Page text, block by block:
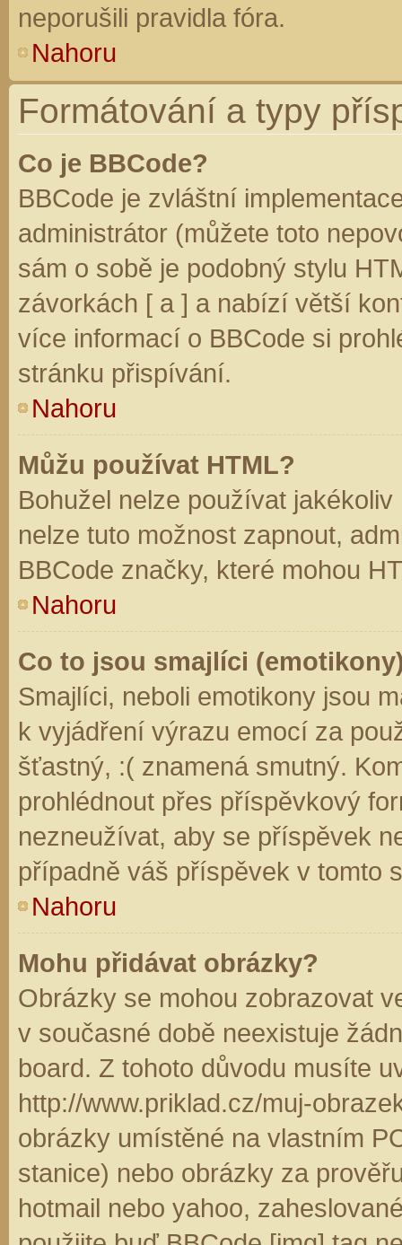
neporušili pravidla fóra.
Nahoru
Formátování a typy
Co je BBCode?
BBCode je zvláštní
administrátor (můžete toto
sám o sobě je podobný stylu
závorkách [ a ] a nabízí větší
více informací o BBCode si
stránku přispívání.
Nahoru
Můžu používat HTML?
Bohužel nelze používat
nelze tuto možnost zapnout,
BBCode značky, které mohou
Nahoru
Co to jsou smajlíci
Smajlíci, neboli emotikony jsou
k vyjádření výrazu emocí za
šťastný, :( znamená smutný.
prohlédnout přes příspěvkový
nezneužívat, aby se příspěvek
případně váš příspěvek v tomto
Nahoru
Mohu přidávat obrázky?
Obrázky se mohou zobrazovat
v současné době neexistuje
board. Z tohoto důvodu musíte
http://www.priklad.cz/muj-
obrázky umístěné na vlastním
stanice) nebo obrázky za
hotmail nebo yahoo,